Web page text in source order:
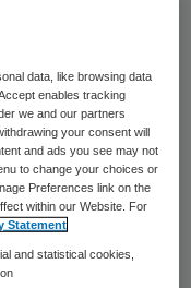
hele gezin
voor hen juist
goed te
in
aangepakt, is
en kan de
data, like browsing data
enables tracking
we and our partners
your consent will
and ads you see may not
to change your choices or
Preferences link on the
within our Website. For
Statement
and statistical cookies,